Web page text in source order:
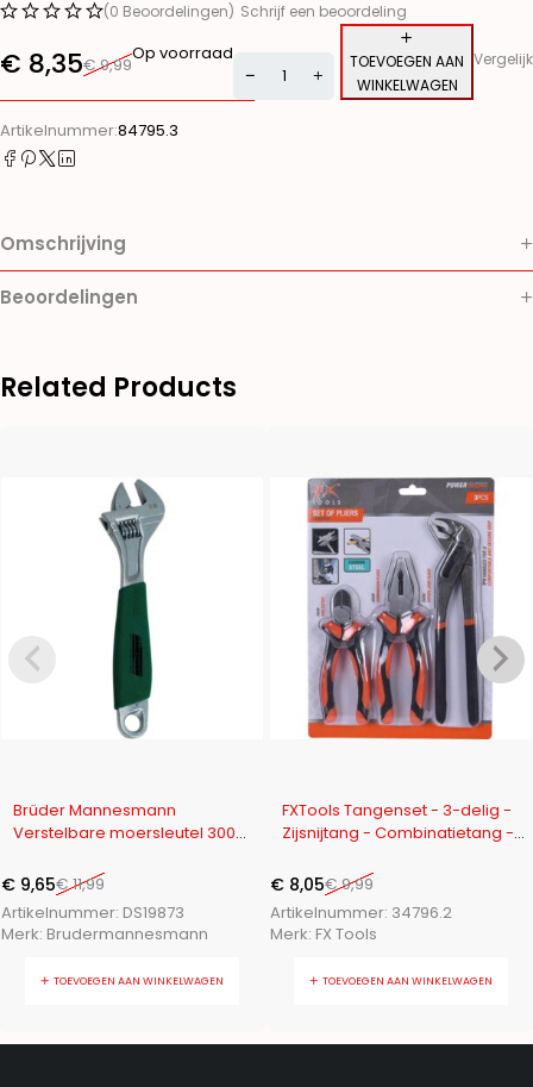
(0 Beoordelingen) Schrijf een beoordeling
€9,99
€ 8,35 Op voorraad
TOEVOEGEN AAN
WINKELWAGEN
Alternative:
Vergelijk
Artikelnummer:84795.3
Omschrijving
Beoordelingen
Related Products
Brüder Mannesmann
Verstelbare moersleutel 300
€11,99
€ 9,65
Artikelnummer: DS19873
Merk: Brudermannesmann
TOEVOEGEN AAN WINKELWAGEN
FXTools Tangenset - 3-delig -
Zijsnijtang - Combinatietang -
€9,99
€ 8,05
Artikelnummer: 34796.2
Merk: FX Tools
TOEVOEGEN AAN WINKELWAGEN